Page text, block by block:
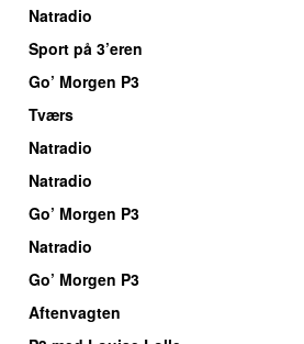
Natradio
Sport på 3’eren
Go’ Morgen P3
Tværs
Natradio
Natradio
Go’ Morgen P3
Natradio
Go’ Morgen P3
Aftenvagten